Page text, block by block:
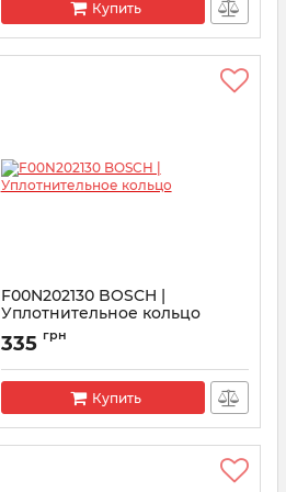
Купить
F00N202130 BOSCH |
Уплотнительное кольцо
Артикул: F00N202130
335 грн
Купить